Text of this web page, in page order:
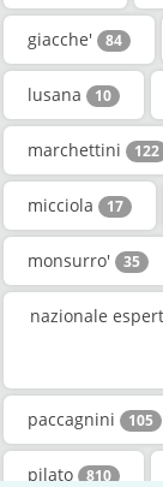
giacche' 84
lusana 10
marchettini 122
micciola 17
monsurro' 35
paccagnini 105
pilato 810